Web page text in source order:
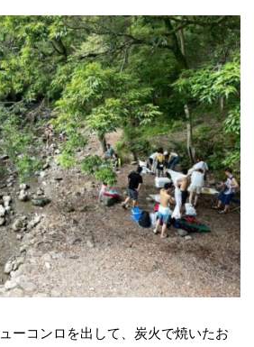
ーコンロを出して、炭火で焼いたお